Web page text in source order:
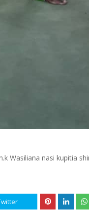
Wasiliana nasi kupitia